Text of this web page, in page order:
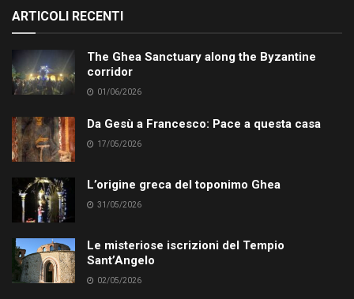
ARTICOLI RECENTI
The Ghea Sanctuary along the Byzantine
corridor
01/06/2026
Da Gesù a Francesco: Pace a questa casa
17/05/2026
L’origine greca del toponimo Ghea
31/05/2026
Le misteriose iscrizioni del Tempio
Sant’Angelo
02/05/2026